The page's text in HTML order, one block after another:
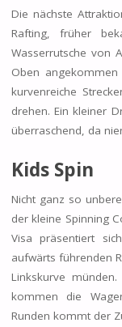
Die nächste
Rafting, früher
Wasserrutsche von
Oben
kurvenreiche
drehen. Ein kleiner
überraschend, da
Kids Spin
Nicht ganz so
der kleine Spinning
Visa präsentiert
aufwärts führenden
Linkskurve
kommen die
Runden kommt der